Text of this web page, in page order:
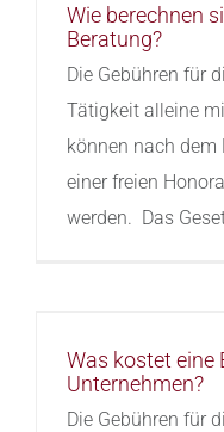
Wie berechnen
Beratung?
Die Gebühren für
Tätigkeit alleine
können nach dem
einer freien
werden. Das
Was kostet eine
Unternehmen?
Die Gebühren für